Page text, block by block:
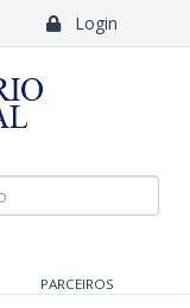
Login
PARCEIROS